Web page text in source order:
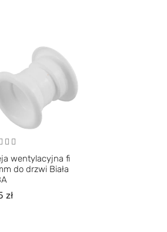
wentylacyjna fi
do drzwi Biała
zł